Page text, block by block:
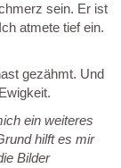
sein. Er ist
atmete tief ein.
gezähmt. Und
ein weiteres
hilft es mir
Bilder